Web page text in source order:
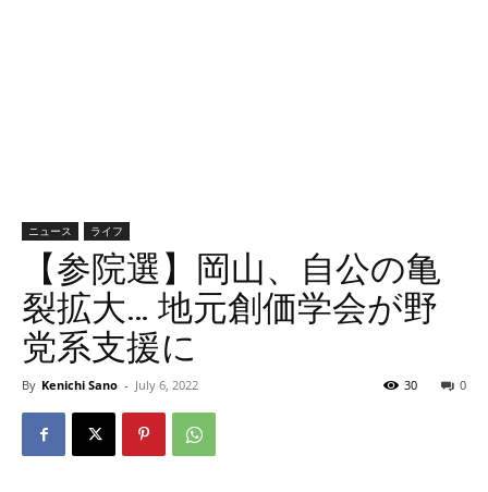
ニュース ライフ
【参院選】岡山、自公の亀
裂拡大… 地元創価学会が野
党系支援に
By Kenichi Sano - July 6, 2022 0
30